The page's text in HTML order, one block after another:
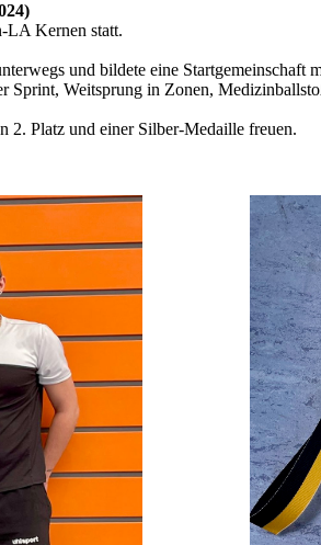
LA Kernen statt.
und bildete eine
Weitsprung in Zonen,
2. Platz und einer Silber-Medaille freuen.